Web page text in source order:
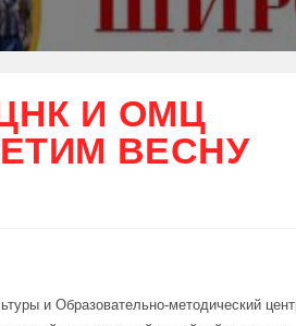
И ОМЦ
ВЕСНУ
и Образовательно-методический